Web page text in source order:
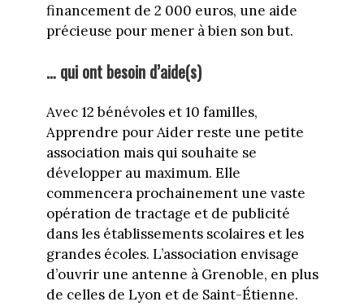
financement de 2 000 euros, une aide
précieuse pour mener à bien son but.
… qui ont besoin d’aide(s)
Avec 12 bénévoles et 10 familles,
Apprendre pour Aider reste une petite
association mais qui souhaite se
développer au maximum. Elle
commencera prochainement une vaste
opération de tractage et de publicité
dans les établissements scolaires et les
grandes écoles. L’association envisage
d’ouvrir une antenne à Grenoble, en plus
de celles de Lyon et de Saint-Étienne.